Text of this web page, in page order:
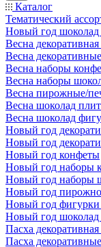
Каталог
Тематический
Новый год
Весна
Весна
Весна наборы
Весна наборы
Весна пирожные/
Весна шоколад
Весна шоколад
Новый год
Новый год
Новый год конфеты
Новый год наборы
Новый год наборы
Новый год
Новый год фигурки
Новый год
Пасха
Пасха